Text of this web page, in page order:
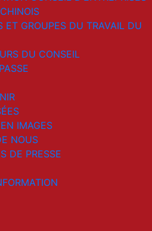
ET GROUPES DU TRAVAIL DU
DU CONSEIL
IMAGES
NOUS
DE PRESSE